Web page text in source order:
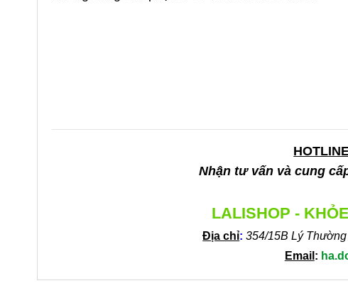
Nhận tư vấn và cung
LALISHOP -
Địa chỉ:354/15B Lý
Email :